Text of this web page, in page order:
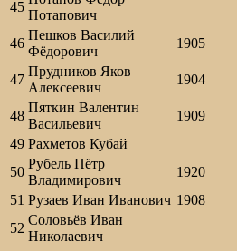
45
Потапович
46
Пешков Василий
Фёдорович
1905
47
Прудников Яков
Алексеевич
1904
48
Пяткин Валентин
Васильевич
1909
49 Рахметов Кубай
50
Рубель Пётр
Владимирович
1920
51 Рузаев Иван Иванович 1908
52
Соловьёв Иван
Николаевич